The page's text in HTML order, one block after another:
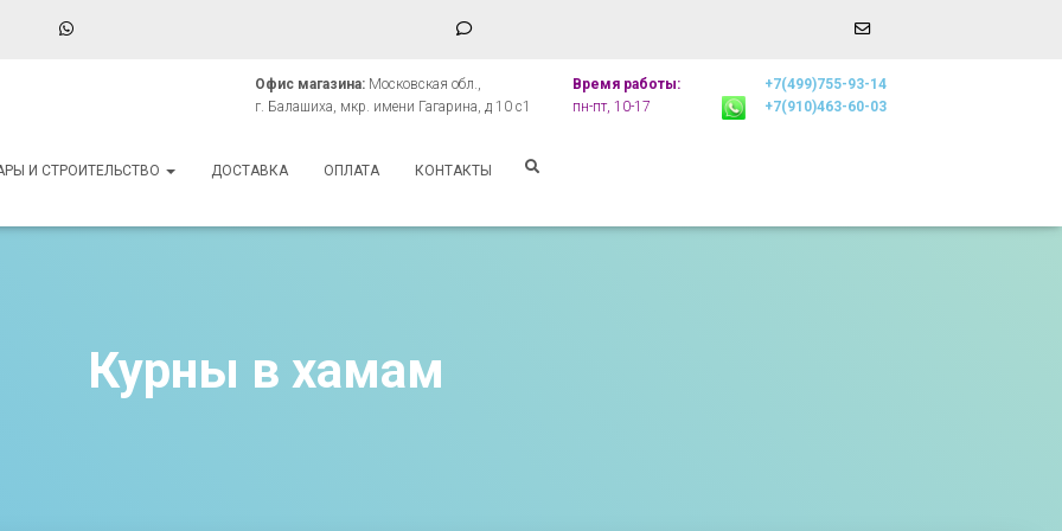
Офис магазина: Московская обл.,
г. Балашиха, мкр. имени Гагарина, д 10 с1
Время работы:
пн-пт, 10-17
+7(499)755-93-14
+7(910)463-60-03
И СТРОИТЕЛЬСТВО ДОСТАВКА ОПЛАТА КОНТАКТЫ
Курны в хамам
for